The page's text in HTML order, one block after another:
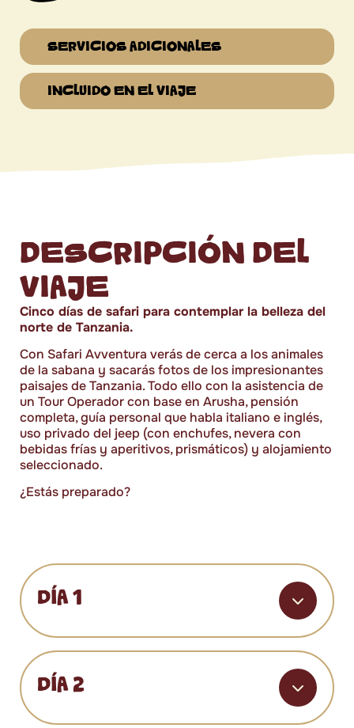
SERVICIOS ADICIONALES
INCLUIDO EN EL VIAJE
DESCRIPCIÓN DEL
VIAJE
Cinco días de safari para contemplar la belleza del
norte de Tanzania.
Con Safari Avventura verás de cerca a los animales
de la sabana y sacarás fotos de los impresionantes
paisajes de Tanzania. Todo ello con la asistencia de
un Tour Operador con base en Arusha, pensión
completa, guía personal que habla italiano e inglés,
uso privado del jeep (con enchufes, nevera con
bebidas frías y aperitivos, prismáticos) y alojamiento
seleccionado.
¿Estás preparado?
DÍA 1
DÍA 2